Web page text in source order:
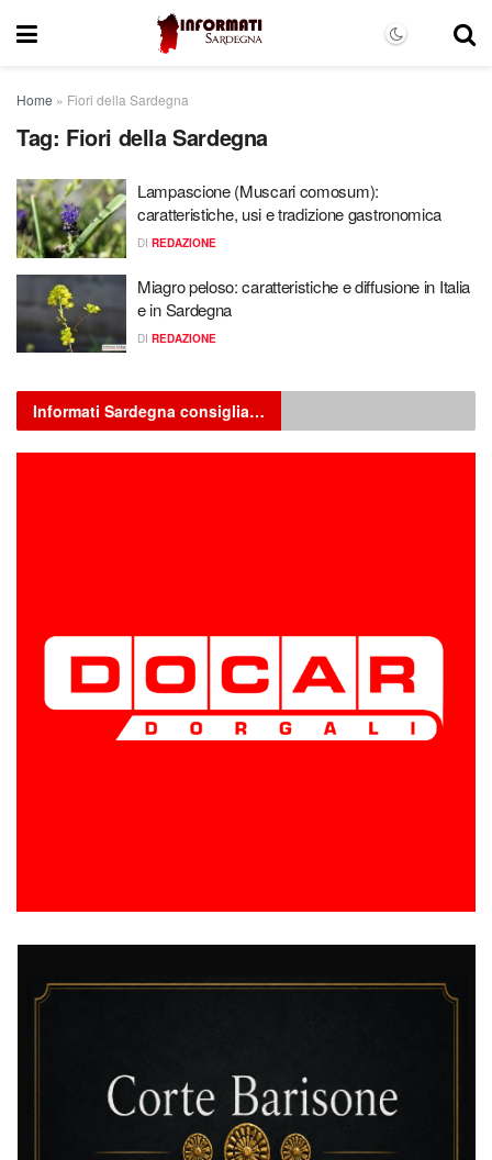
Home » Fiori della Sardegna
Tag: Fiori della Sardegna
Lampascione (Muscari comosum):
caratteristiche, usi e tradizione gastronomica
DI REDAZIONE
Miagro peloso: caratteristiche e diffusione in Italia
e in Sardegna
DI REDAZIONE
Informati Sardegna consiglia…